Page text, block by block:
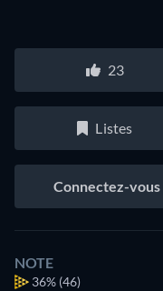
23
Listes
Connectez-vous
NOTE
36% (46)